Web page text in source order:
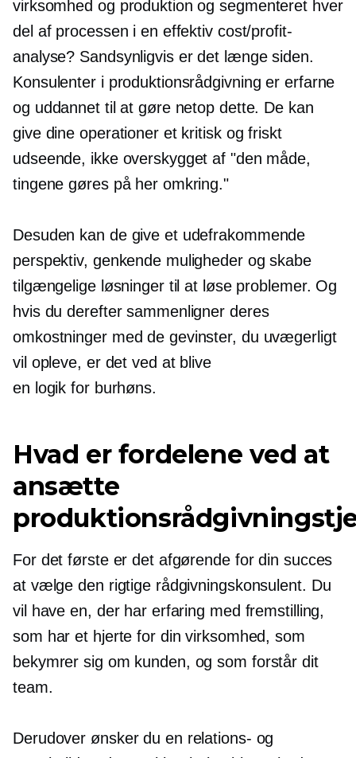
virksomhed og produktion og segmenteret hver
del af processen i en effektiv cost/profit-
analyse? Sandsynligvis er det længe siden.
Konsulenter i produktionsrådgivning er erfarne
og uddannet til at gøre netop dette. De kan
give dine operationer et kritisk og friskt
udseende, ikke overskygget af "den måde,
tingene gøres på her omkring."
Desuden kan de give et udefrakommende
perspektiv, genkende muligheder og skabe
tilgængelige løsninger til at løse problemer. Og
hvis du derefter sammenligner deres
omkostninger med de gevinster, du uvægerligt
vil opleve, er det ved at blive
en logik for burhøns.
Hvad er fordelene ved at
ansætte
For det første er det afgørende for din succes
at vælge den rigtige rådgivningskonsulent. Du
vil have en, der har erfaring med fremstilling,
som har et hjerte for din virksomhed, som
bekymrer sig om kunden, og som forstår dit
team.
Derudover ønsker du en relations- og